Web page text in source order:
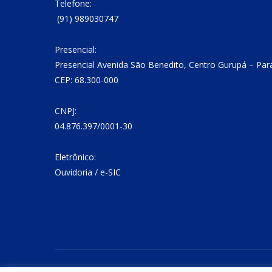
Telefone:
(91) 989030747
Presencial:
Presencial Avenida São Benedito, Centro Gurupá –
CEP: 68.300-000
CNPJ:
04.876.397/0001-30
Eletrônico:
Ouvidoria / e-SIC